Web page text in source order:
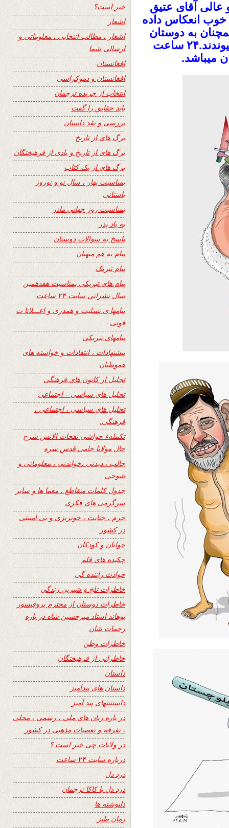
عالی آقای عتیق
خوب انعکاس داده
همچنان به دوستان
تان ایمیل کنید تا آنها هم به ۲۴ ساعت بپیوندند.۲۴ ساعت
میباشد.
خبر است؟
اشعار
اشعار ، مطالب انتخابی ، معلوماتی و
ارسالی شما
افغانستان
افغانستان و دموکراسی
انتخاب از جریده ترجمان
باید حقایق را گفت
بررسی و نقد داستان
برگ های از تاریخ
برگ های از تاریخ و یادی از فرهیختگان
برگ های از یک کتاب
بمناسبت بهار ، سال نو و نوروز
باستانی
بمناسبت روز جهانی مادر
به یاد پدر
پاسخ به سوالات دوستان
پیام به هم میهنان
پیام تبریک
پیام های تبریکی بمناسبت هفدهمین
سال نشراتی سایت ۲۴ ساعت
پیامها ی تسلیت و همدری و اعـــلانا ت
فوتی
پیامهای تبریکی
پیشنهادات ، انتقادات و خواسته های
هموطنان
تجلیل از کانون های فرهنگی
تحلیل های سیاسی – اجتماعی
تحلیل های سیاسی ، اجتماعی ،
فرهنگی.
تکملهء حواشی نفحات الانس شرح
حال مولانا جامی قدس سره
جالب ، دیدنی ،خواندنی ، معلوماتی و
شوخی
جدول کلمات متقاطع ، معما ها و سایر
سرگرمی های فکری
جرم ، جنایت ، خونریزی و بی امنیتی
در کشور
جوانان و کودکان
چکیده های قلم
حوادث راننده گی
خاطرات تلخ و شیرین زندگی
خاطرات دوستان از محترم پروفیسور
پوهاند استاد میرحسین شاه در باره
زحمات شان
خاطرات وطن
خاطراتی از فرهیختگان
داستان
داستان های پندآمیز
داستنتنهای پند آمیز
در باره زبان های ملی ، رسمی ، محلی
، تفرقه و تعصبات مذهبی در کشور
در ولایات چی خبر است ؟
درباره سایت ۲۴ ساعت
درد دل
درد دل با کاکا ترجمان
دلنوشته ها
رمان طنز